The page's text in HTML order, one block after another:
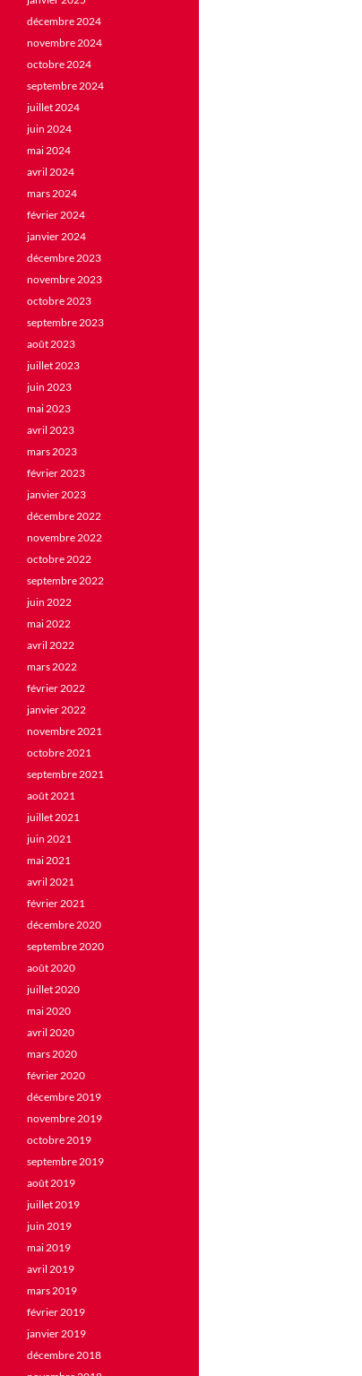
décembre 2024
novembre 2024
octobre 2024
septembre 2024
juillet 2024
juin 2024
mai 2024
avril 2024
mars 2024
février 2024
janvier 2024
décembre 2023
novembre 2023
octobre 2023
septembre 2023
août 2023
juillet 2023
juin 2023
mai 2023
avril 2023
mars 2023
février 2023
janvier 2023
décembre 2022
novembre 2022
octobre 2022
septembre 2022
juin 2022
mai 2022
avril 2022
mars 2022
février 2022
janvier 2022
novembre 2021
octobre 2021
septembre 2021
août 2021
juillet 2021
juin 2021
mai 2021
avril 2021
février 2021
décembre 2020
septembre 2020
août 2020
juillet 2020
mai 2020
avril 2020
mars 2020
février 2020
décembre 2019
novembre 2019
octobre 2019
septembre 2019
août 2019
juillet 2019
juin 2019
mai 2019
avril 2019
mars 2019
février 2019
janvier 2019
décembre 2018